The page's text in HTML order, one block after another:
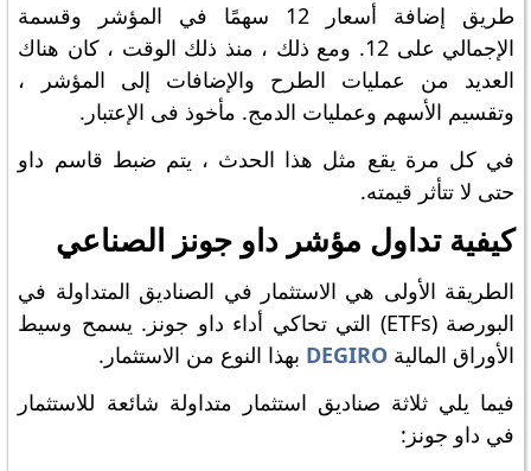
طريق إضافة أسعار 12 سهمًا في المؤشر وقسمة
الإجمالي على 12. ومع ذلك ، منذ ذلك الوقت ، كان هناك
العديد من عمليات الطرح والإضافات إلى المؤشر ،
وتقسيم الأسهم وعمليات الدمج. مأخوذ فى الإعتبار.
في كل مرة يقع مثل هذا الحدث ، يتم ضبط قاسم داو
حتى لا تتأثر قيمته.
كيفية تداول مؤشر داو جونز الصناعي
الطريقة الأولى هي الاستثمار في الصناديق المتداولة في
البورصة (ETFs) التي تحاكي أداء داو جونز. يسمح وسيط
الأوراق المالية DEGIRO بهذا النوع من الاستثمار.
فيما يلي ثلاثة صناديق استثمار متداولة شائعة للاستثمار
في داو جونز: